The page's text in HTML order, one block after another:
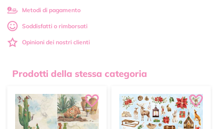
Metodi di pagamento
Soddisfatti o rimborsati
Opinioni dei nostri clienti
Prodotti della stessa categoria